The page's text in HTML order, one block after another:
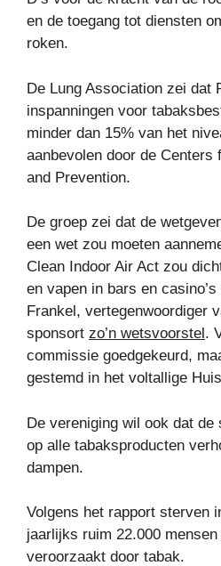
en de toegang tot diensten
roken.
De Lung Association zei dat
inspanningen voor
minder dan 15% van het
aanbevolen door de Centers
and Prevention.
De groep zei dat de
een wet zou moeten
Clean Indoor Air Act zou
en vapen in bars en
Frankel, vertegenwoordiger
sponsort zo’n wetsvoorstel .
commissie goedgekeurd,
gestemd in het voltallige
De vereniging wil ook dat de
op alle tabaksproducten
dampen.
Volgens het rapport sterven
jaarlijks ruim 22.000
veroorzaakt door tabak.